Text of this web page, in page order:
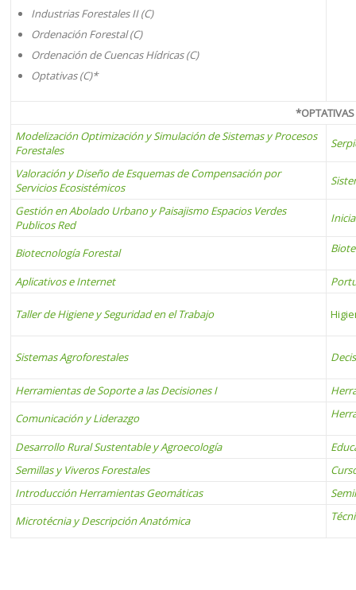
Industrias Forestales II (C)
Ordenación Forestal (C)
Ordenación de Cuencas Hídricas (C)
Optativas (C)*
*OPTATIVAS
Modelización Optimización y Simulación de Sistemas y Procesos
Forestales
Valoración y Diseño de Esquemas de Compensación por
Servicios Ecosistémicos
Gestión en Abolado Urbano y Paisajismo Espacios Verdes
Publicos Red
Biotecnología Forestal
Aplicativos e Internet
Taller de Higiene y Seguridad en el Trabajo
Sistemas Agroforestales
Herramientas de Soporte a las Decisiones I
Comunicación y Liderazgo
Desarrollo Rural Sustentable y Agroecología
Semillas y Viveros Forestales
Introducción Herramientas Geomáticas
Microtécnia y Descripción Anatómica